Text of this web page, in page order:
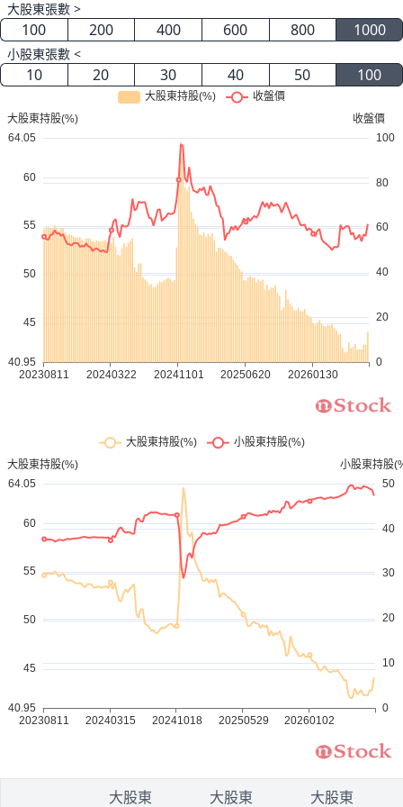
大股東張數 >
100 200 400 600 800 1000
小股東張數 <
10 20 30 40 50 100
大股東 大股東 大股東